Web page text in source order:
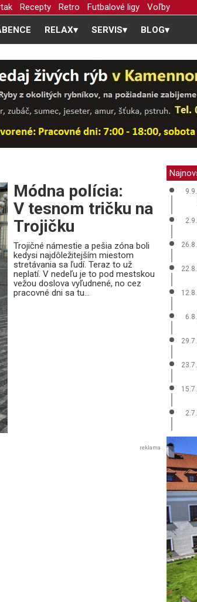
Recepty Retro Futbalové ligy Voľby
RELAX▾ SERVIS▾ BLOG▾
Módna polícia:
V tesnom tričku na
Trojičku
Trojičné námestie a pešia zóna boli
kedysi najdôležitejším miestom
stretávania sa ľudí. Teraz to už
neplatí. V nedeľu je to pod mestskou
vežou doslova vyľudnené, no cez
pracovné dni sa tu...
reklama
9.9.
2.9.
26.8.
22.8.
12.8.
6.8.
29.7.
23.7.
15.7.
2.7.